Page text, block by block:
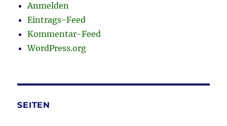
Anmelden
Eintrags-Feed
Kommentar-Feed
WordPress.org
SEITEN